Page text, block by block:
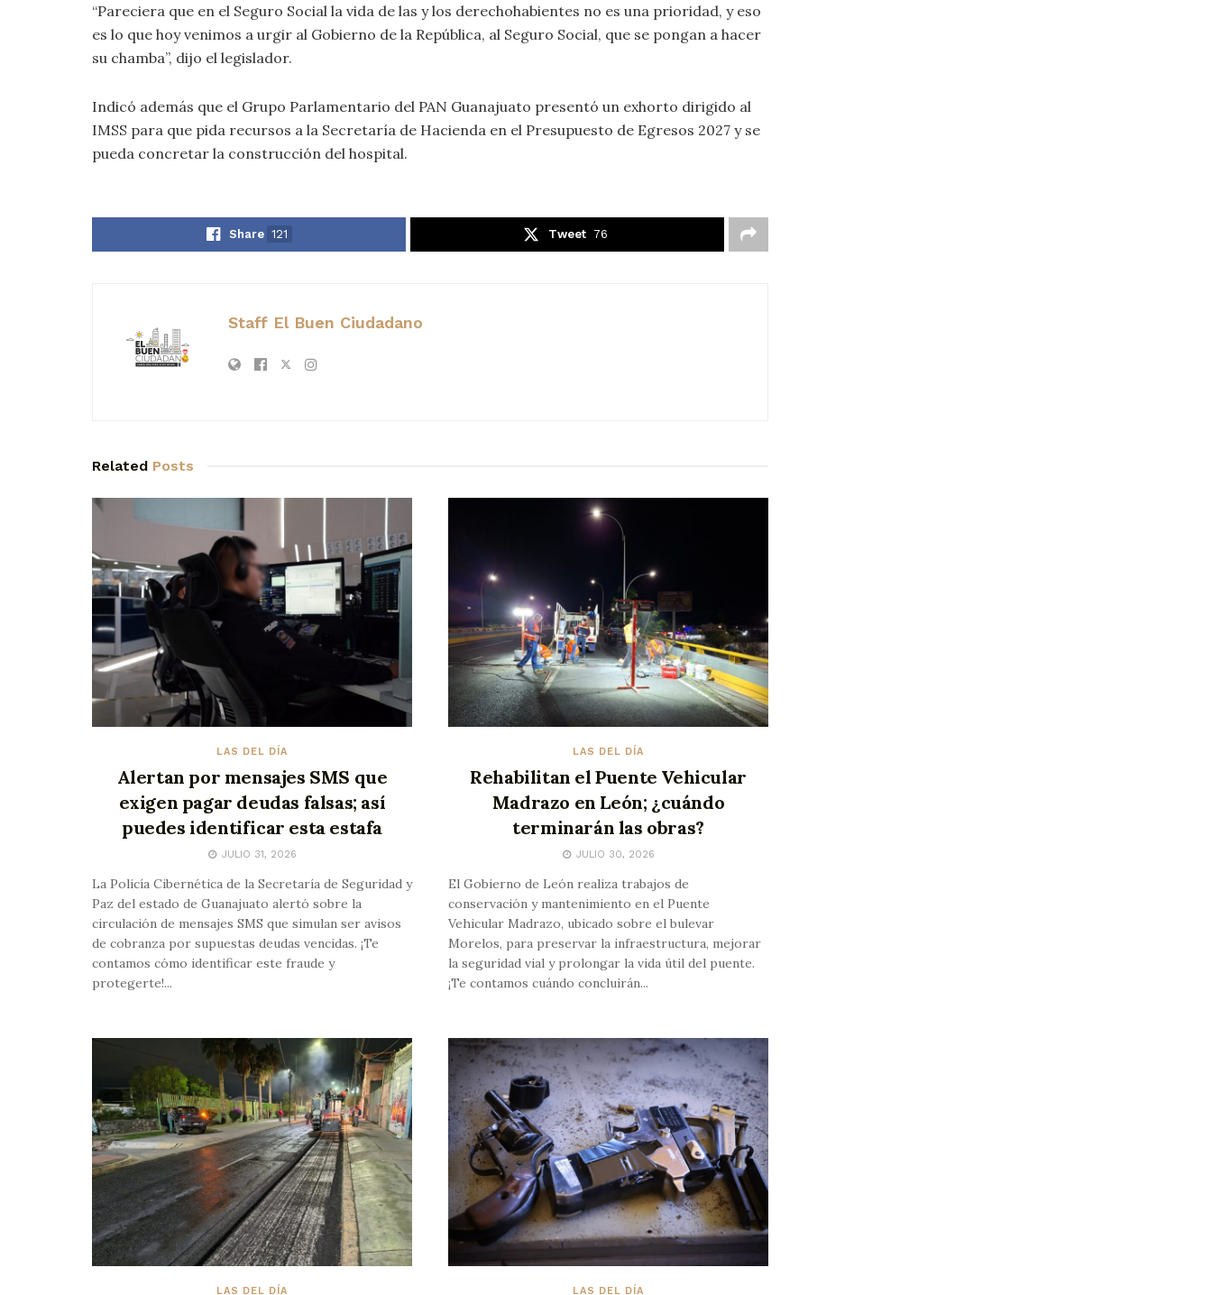
“Pareciera que en el Seguro Social la vida de las y los derechohabientes no es una prioridad, y eso
es lo que hoy venimos a urgir al Gobierno de la República, al Seguro Social, que se pongan a hacer
su chamba”, dijo el legislador.
Indicó además que el Grupo Parlamentario del PAN Guanajuato presentó un exhorto dirigido al
IMSS para que pida recursos a la Secretaría de Hacienda en el Presupuesto de Egresos 2027 y se
pueda concretar la construcción del hospital.
Share 121 Tweet 76
Staff El Buen Ciudadano
Related Posts
LAS DEL DÍA
Alertan por mensajes SMS que
exigen pagar deudas falsas; así
puedes identificar esta estafa
JULIO 31, 2026
La Policía Cibernética de la Secretaría de Seguridad y
Paz del estado de Guanajuato alertó sobre la
circulación de mensajes SMS que simulan ser avisos
de cobranza por supuestas deudas vencidas. ¡Te
contamos cómo identificar este fraude y
protegerte!...
LAS DEL DÍA
Rehabilitan el Puente Vehicular
Madrazo en León; ¿cuándo
terminarán las obras?
JULIO 30, 2026
El Gobierno de León realiza trabajos de
conservación y mantenimiento en el Puente
Vehicular Madrazo, ubicado sobre el bulevar
Morelos, para preservar la infraestructura, mejorar
la seguridad vial y prolongar la vida útil del puente.
¡Te contamos cuándo concluirán...
LAS DEL DÍA LAS DEL DÍA